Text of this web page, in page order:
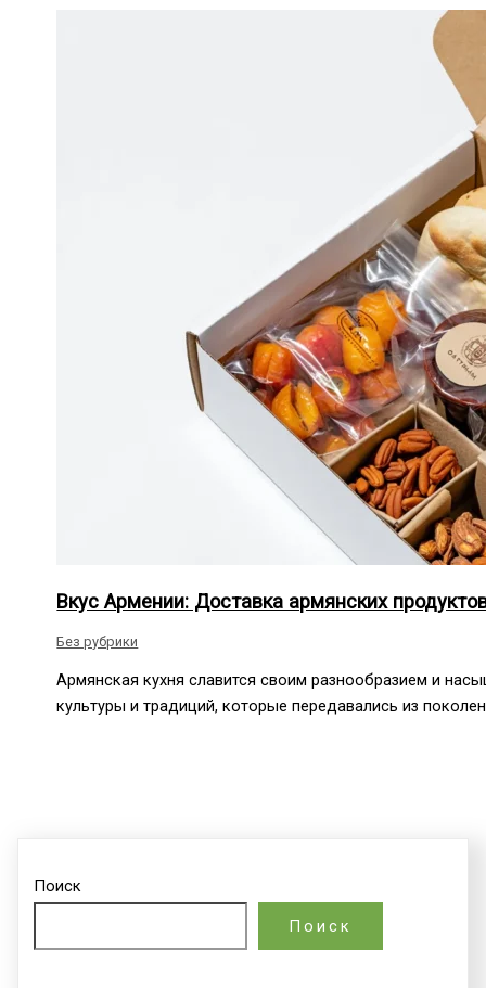
Вкус Армении: Доставка армянских
Без рубрики
Армянская кухня славится своим разнообразием и
культуры и традиций, которые передавались из
Поиск
Поиск